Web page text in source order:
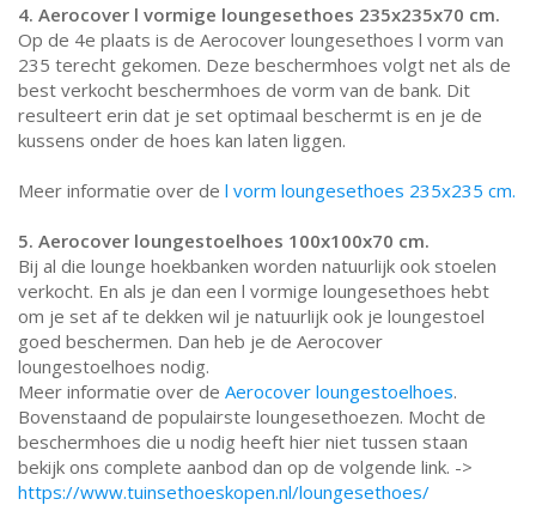
4. Aerocover l vormige loungesethoes 235x235x70 cm.
Op de 4e plaats is de Aerocover loungesethoes l vorm van
235 terecht gekomen. Deze beschermhoes volgt net als de
best verkocht beschermhoes de vorm van de bank. Dit
resulteert erin dat je set optimaal beschermt is en je de
kussens onder de hoes kan laten liggen.
Meer informatie over de l vorm loungesethoes 235x235 cm.
5. Aerocover loungestoelhoes 100x100x70 cm.
Bij al die lounge hoekbanken worden natuurlijk ook stoelen
verkocht. En als je dan een l vormige loungesethoes hebt
om je set af te dekken wil je natuurlijk ook je loungestoel
goed beschermen. Dan heb je de Aerocover
loungestoelhoes nodig.
Meer informatie over de Aerocover loungestoelhoes.
Bovenstaand de populairste loungesethoezen. Mocht de
beschermhoes die u nodig heeft hier niet tussen staan
bekijk ons complete aanbod dan op de volgende link. ->
https://www.tuinsethoeskopen.nl/loungesethoes/